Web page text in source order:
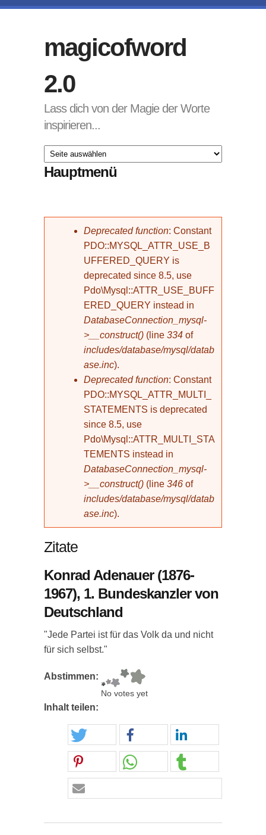
magicofword
2.0
Lass dich von der Magie der Worte
inspirieren...
Hauptmenü
Fehlermeldung
Deprecated function: Constant
PDO::MYSQL_ATTR_USE_B
UFFERED_QUERY is
deprecated since 8.5, use
Pdo\Mysql::ATTR_USE_BUFF
ERED_QUERY instead in
DatabaseConnection_mysql-
>__construct() (line 334 of
includes/database/mysql/datab
ase.inc).
Deprecated function: Constant
PDO::MYSQL_ATTR_MULTI_
STATEMENTS is deprecated
since 8.5, use
Pdo\Mysql::ATTR_MULTI_STA
TEMENTS instead in
DatabaseConnection_mysql-
>__construct() (line 346 of
includes/database/mysql/datab
ase.inc).
Zitate
Konrad Adenauer (1876-
1967), 1. Bundeskanzler von
Deutschland
"Jede Partei ist für das Volk da und nicht
für sich selbst."
Abstimmen:
No votes yet
Inhalt teilen: